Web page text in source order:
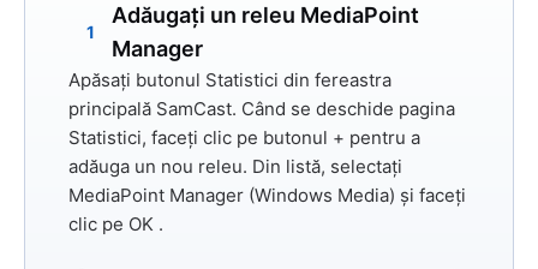
1
Adăugați un releu MediaPoint
Manager
Apăsați butonul Statistici din fereastra
principală SamCast. Când se deschide pagina
Statistici, faceți clic pe butonul + pentru a
adăuga un nou releu. Din listă, selectați
MediaPoint Manager (Windows Media) și faceți
clic pe OK .